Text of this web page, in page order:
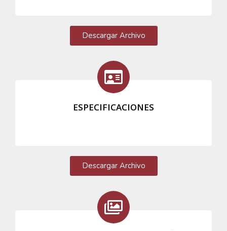
Descargar Archivo
ESPECIFICACIONES
Descargar Archivo